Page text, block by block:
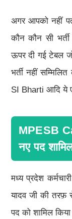
अगर आपको नहीं
कौन कौन सी
ऊपर दी गई टेबल
भर्ती नहीं
SI Bharti आदि ये
MPESB
नए पद
मध्य प्रदेश
यादव जी की तरफ़
पद को शामिल